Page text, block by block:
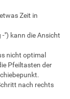
Zeit in
") kann die Ansicht
nicht optimal
Pfeiltasten der
nach rechts